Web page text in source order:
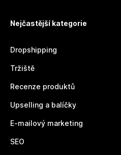
Nejčastější kategorie
Dropshipping
Tržiště
Recenze produktů
Upselling a balíčky
E-mailový marketing
SEO